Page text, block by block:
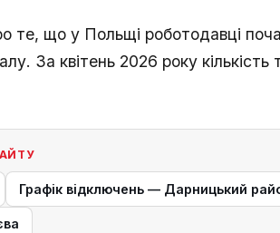
те, що у Польщі роботодавці
За квітень 2026 року кількість
Графік відключень — Дарницький